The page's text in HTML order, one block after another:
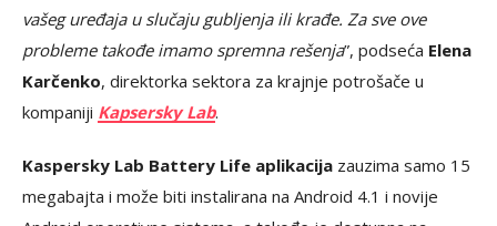
vašeg uređaja u slučaju gubljenja ili krađe. Za sve ove
probleme takođe imamo spremna rešenja”, podseća Elena
Karčenko, direktorka sektora za krajnje potrošače u
kompaniji Kapsersky Lab.
Kaspersky Lab Battery Life aplikacija zauzima samo 15
megabajta i može biti instalirana na Android 4.1 i novije